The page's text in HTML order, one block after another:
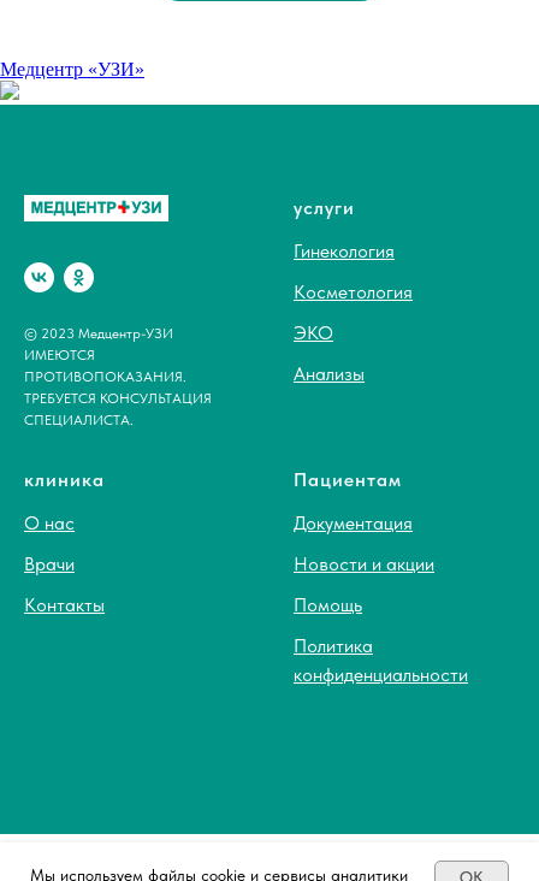
Медцентр «УЗИ»
© 2023 Медцентр-УЗИ
ИМЕЮТСЯ
ПРОТИВОПОКАЗАНИЯ.
ТРЕБУЕТСЯ КОНСУЛЬТАЦИЯ
СПЕЦИАЛИСТА.
услуги
Гинекология
Косметология
ЭКО
Анализы
клиника
О нас
Врачи
Контакты
Пациентам
Документация
Новости и акции
Помощь
Политика
конфиденциальности
Мы используем файлы cookie и сервисы аналитики